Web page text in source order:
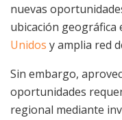
nuevas
ubicación geográfica
Unidos y amplia red
Sin embargo,
oportunidades
regional mediante